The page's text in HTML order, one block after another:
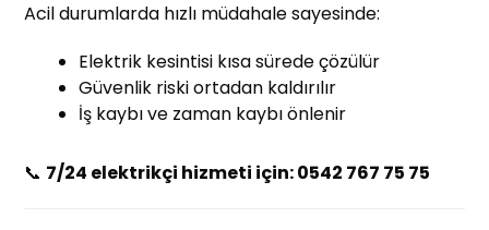
Acil durumlarda hızlı müdahale sayesinde:
Elektrik kesintisi kısa sürede çözülür
Güvenlik riski ortadan kaldırılır
İş kaybı ve zaman kaybı önlenir
📞 7/24 elektrikçi hizmeti için: 0542 767 75 75